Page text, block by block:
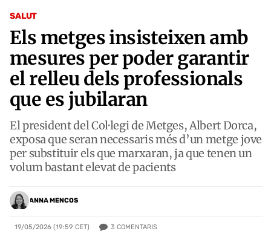
SALUT
Els metges insisteixen amb
mesures per poder garantir
el relleu dels professionals
que es jubilaran
El president del Col·legi de Metges, Albert Dorca,
exposa que seran necessaris més d’un metge jove
per substituir els que marxaran, ja que tenen un
volum bastant elevat de pacients
ANNA MENCOS
19/05/2026 (19:59 CET) 3 COMENTARIS